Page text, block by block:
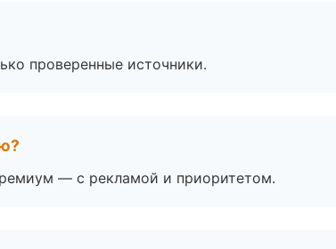
проверенные источники.
— с рекламой и приоритетом.